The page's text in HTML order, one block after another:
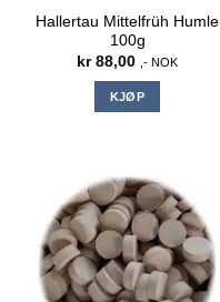
Hallertau Mittelfrüh Humle
100g
kr88,00 ,- NOK
KJØP